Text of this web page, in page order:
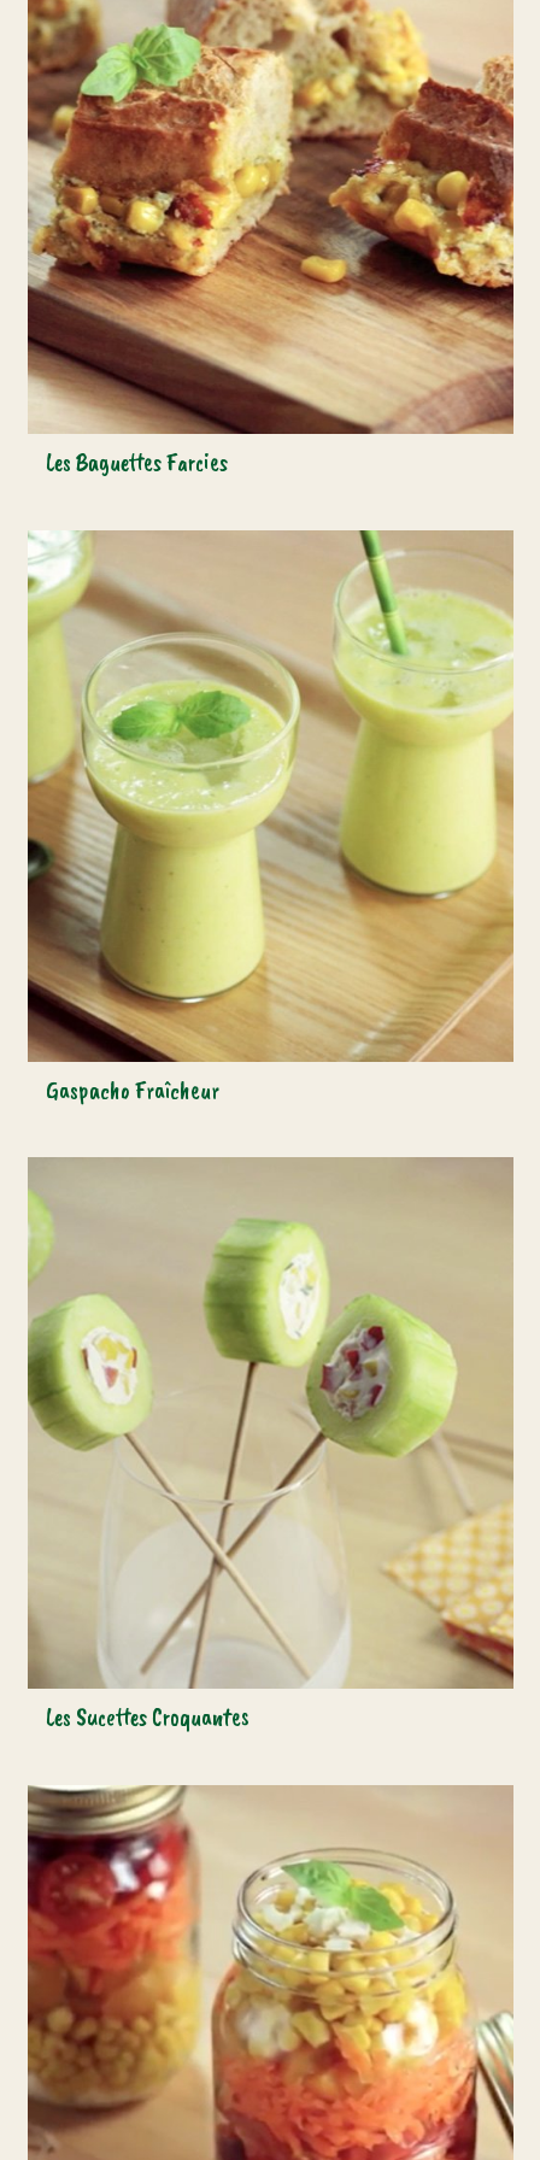
Les Baguettes Farcies
Gaspacho Fraîcheur
Les Sucettes Croquantes